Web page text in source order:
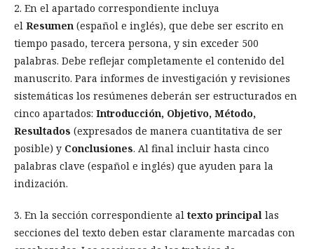
2. En el apartado correspondiente incluya
el Resumen (español e inglés), que debe ser escrito en
tiempo pasado, tercera persona, y sin exceder 500
palabras. Debe reflejar completamente el contenido del
manuscrito. Para informes de investigación y revisiones
sistemáticas los resúmenes deberán ser estructurados en
cinco apartados: Introducción, Objetivo, Método,
Resultados (expresados de manera cuantitativa de ser
posible) y Conclusiones. Al final incluir hasta cinco
palabras clave (español e inglés) que ayuden para la
indización.
3. En la sección correspondiente al texto principal las
secciones del texto deben estar claramente marcadas con